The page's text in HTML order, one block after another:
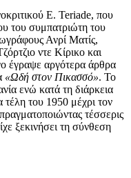
E. Teriade, που
του συμπατριώτη του
Ανρί Ματίς,
ντε Κίρικο και
έγραψε αργότερα άρθρα
«Ωδή στον Πικασσό». Το
ενώ κατά τη διάρκεια
του 1950 μέχρι τον
τέσσερις
ξεκινήσει τη σύνθεση